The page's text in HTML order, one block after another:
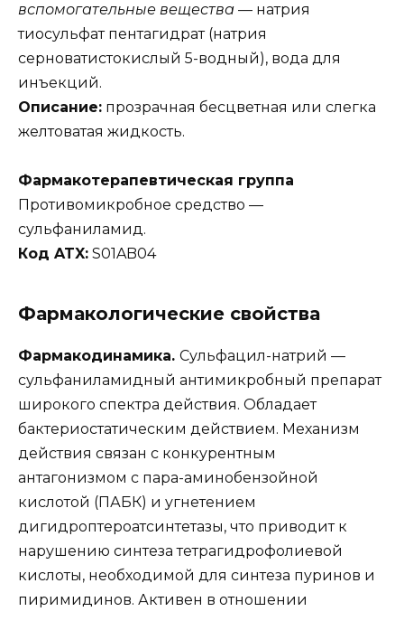
вспомогательные вещества — натрия
тиосульфат пентагидрат (натрия
серноватистокислый 5-водный), вода для
инъекций.
Описание: прозрачная бесцветная или слегка
желтоватая жидкость.
Фармакотерапевтическая группа
Противомикробное средство —
сульфаниламид.
Код ATX: S01AB04
Фармакологические свойства
Фармакодинамика. Сульфацил-натрий —
сульфаниламидный антимикробный препарат
широкого спектра действия. Обладает
бактериостатическим действием. Механизм
действия связан с конкурентным
антагонизмом с пара-аминобензойной
кислотой (ПАБК) и угнетением
дигидроптероатсинтетазы, что приводит к
нарушению синтеза тетрагидрофолиевой
кислоты, необходимой для синтеза пуринов и
пиримидинов. Активен в отношении